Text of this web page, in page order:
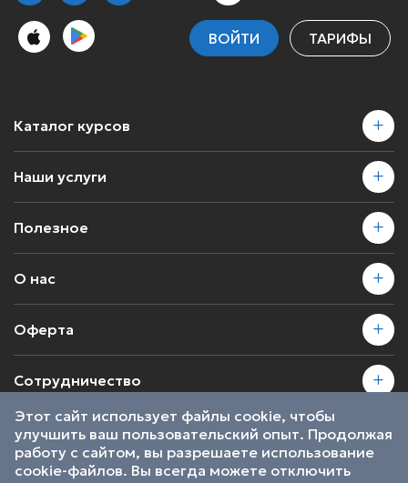
ВОЙТИ ТАРИФЫ
Каталог курсов
Наши услуги
Полезное
О нас
Оферта
Сотрудничество
2026 © SkillsProof | Все права защищены
Пользовательское соглашение
Являемся участниками
Этот сайт использует файлы cookie, чтобы
улучшить ваш пользовательский опыт. Продолжая
работу с сайтом, вы разрешаете использование
cookie-файлов. Вы всегда можете отключить